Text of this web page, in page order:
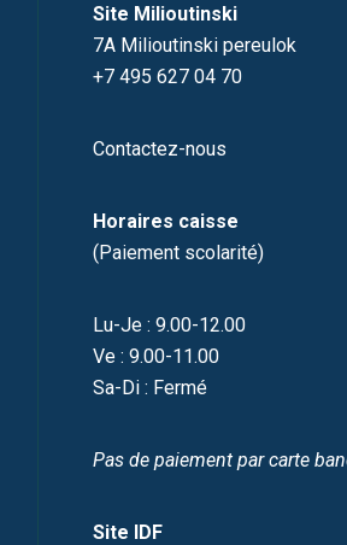
Site Milioutinski
7A Milioutinski pereulok
+7 495 627 04 70
Contactez-nous
Horaires caisse
(Paiement scolarité)
Lu-Je : 9.00-12.00
Ve : 9.00-11.00
Sa-Di : Fermé
Pas de paiement par carte
Site IDF